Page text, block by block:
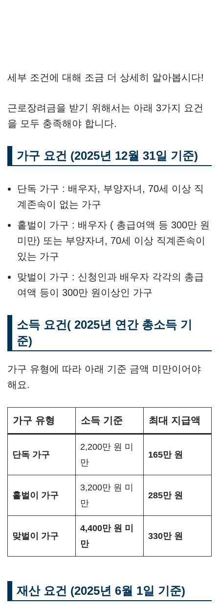
세부 조건에 대해 조금 더 상세히 알아봅시다!
근로장려금을 받기 위해서는 아래 3가지 요건
을 모두 충족해야 합니다.
가구 요건 (2025년 12월 31일 기준)
단독 가구 : 배우자, 부양자녀, 70세 이상 직
계존속이 없는 가구
홑벌이 가구 : 배우자 ( 총급여액 등 300만 원
미만) 또는 부양자녀, 70세 이상 직계존속이
있는 가구
맞벌이 가구 : 신청인과 배우자 각각의 총급
여액 등이 300만 원이상인 가구
소득 요건( 2025년 연간 총소득 기
준)
가구 유형에 따라 아래 기준 금액 미만이어야
해요.
가구 유형 소득 기준 최대 지급액
단독 가구
2,200만 원 미
만
165만 원
홑벌이 가구
3,200만 원 미
만
285만 원
맞벌이 가구
4,400만 원 미
만
330만 원
재산 요건 (2025년 6월 1일 기준)